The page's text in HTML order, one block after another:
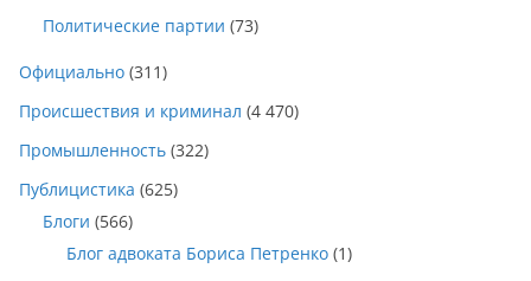
Политические партии (73)
Официально (311)
Происшествия и криминал (4 470)
Промышленность (322)
Публицистика (625)
Блоги (566)
Блог адвоката Бориса Петренко (1)